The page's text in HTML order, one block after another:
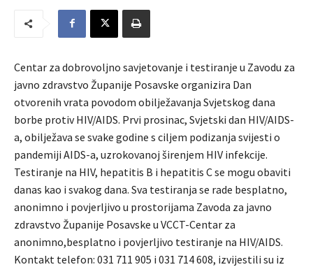
Centar za dobrovoljno savjetovanje i testiranje u Zavodu za
javno zdravstvo Županije Posavske organizira Dan
otvorenih vrata povodom obilježavanja Svjetskog dana
borbe protiv HIV/AIDS. Prvi prosinac, Svjetski dan HIV/AIDS-
a, obilježava se svake godine s ciljem podizanja svijesti o
pandemiji AIDS-a, uzrokovanoj širenjem HIV infekcije.
Testiranje na HIV, hepatitis B i hepatitis C se mogu obaviti
danas kao i svakog dana. Sva testiranja se rade besplatno,
anonimno i povjerljivo u prostorijama Zavoda za javno
zdravstvo Županije Posavske u VCCT-Centar za
anonimno,besplatno i povjerljivo testiranje na HIV/AIDS.
Kontakt telefon: 031 711 905 i 031 714 608, izvijestili su iz